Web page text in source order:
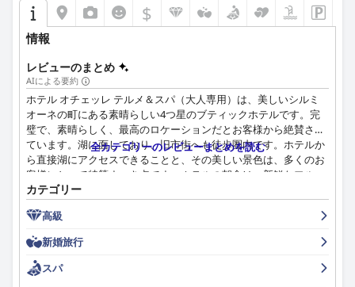
申し分のない清潔さは、手入れの行き届いた敷地やプールエリア
など、すべての施設に及んでいます。ゲストは、徹底したハウス
キーピングと細部へのこだわりを称賛し、衛生的な環境を確保し
ています。スタッフは、到着から出発まで、その卓越したフレン
ドリーさ、気配り、プロ意識で、歓迎的な雰囲気に貢献し、体験
をさらに高めます。
スパ施設は、温水プール、サウナ、トルコ式バスなどの質の高い
アメニティが際立っていますが、一部のサービスに追加料金がか
かることを指摘する人もいます。スパ体験全体は、その平和でリ
ラックスできる雰囲気で賞賛されており、滞在のハイライトとな
っています。
プールエリア、特に温水屋外プールは、その美しいデザインと十
注目すべき特徴です。プールサイドサービス、清潔さ、そして毎
日交換されるタオルなどのアメニティが快適さを高めます。混雑
を報告するゲストもいますが、プールエリアは概して楽しい隠れ
$
情報
レビューのまとめ
AIによる要約
ホテル オチェッレ テルメ＆スパ（大人専用）は、美しいシルミ
オーネの町にある素晴らしい4つ星のブティックホテルです。完
璧で、素晴らしく、最高のロケーションだとお客様から絶賛され
ています。湖に面しており、旧市街へも徒歩圏内です。ホテルか
ら直接湖にアクセスできることと、その美しい景色は、多くのお
客様にとって特筆すべき点です。ホテルの朝食は、新鮮なフルー
ツ、卵、チーズ、プロシュート、サーモン、スイーツ、そしてフ
レンドリーなシェフが用意した美味しい料理の素晴らしい品揃え
で賞賛されています。ジュニアスイートや広々とした東向きのダ
ブルルームなど、ホテルのよくデザインされた快適な客室（一部
には美しい湖の景色が望める客室もあります）もお客様から高く
評価されています。ホテルの卓越した清潔さと、特にCOVID-19に
関連する衛生プロトコルの遵守は、お客様から称賛されていま
全カテゴリーのレビューまとめを読む
カテゴリー
高級
新婚旅行
スパ